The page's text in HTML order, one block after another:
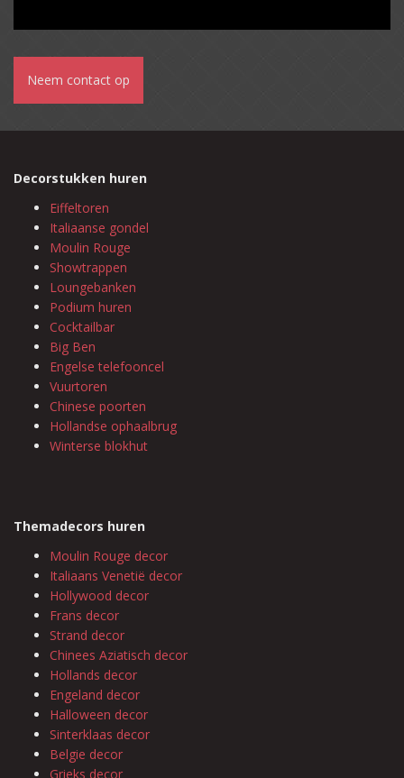
Neem contact op
Decorstukken huren
Eiffeltoren
Italiaanse gondel
Moulin Rouge
Showtrappen
Loungebanken
Podium huren
Cocktailbar
Big Ben
Engelse telefooncel
Vuurtoren
Chinese poorten
Hollandse ophaalbrug
Winterse blokhut
Themadecors huren
Moulin Rouge decor
Italiaans Venetië decor
Hollywood decor
Frans decor
Strand decor
Chinees Aziatisch decor
Hollands decor
Engeland decor
Halloween decor
Sinterklaas decor
Belgie decor
Grieks decor